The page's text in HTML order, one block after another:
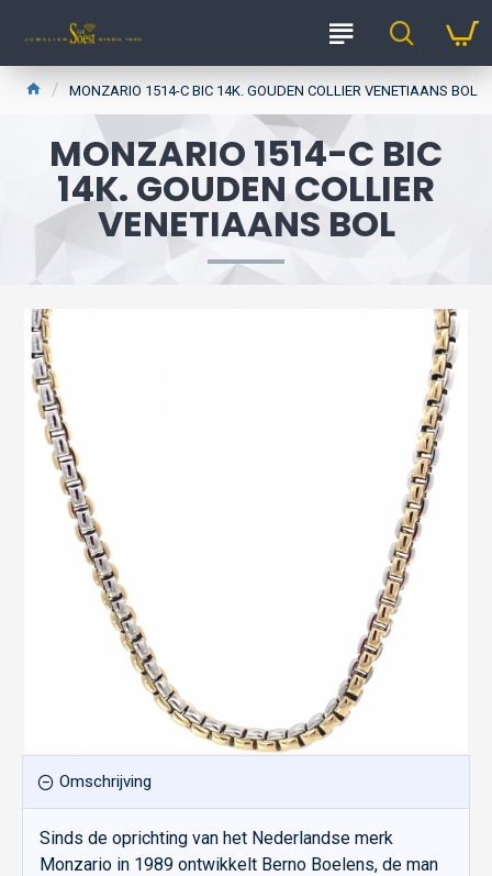
MONZARIO 1514-C BIC 14K. GOUDEN COLLIER VENETIAANS BOL
MONZARIO 1514-C BIC
14K. GOUDEN COLLIER
VENETIAANS BOL
Omschrijving
Sinds de oprichting van het Nederlandse merk
Monzario in 1989 ontwikkelt Berno Boelens, de man